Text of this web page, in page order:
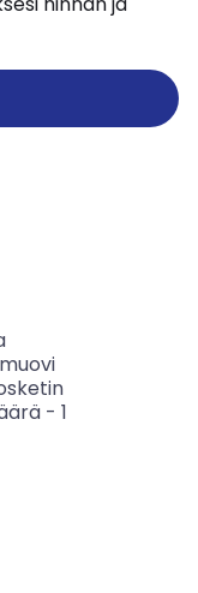
muovi
- 1